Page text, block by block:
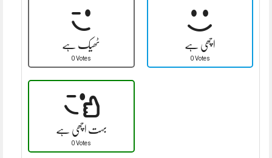
ٹھیک ہے
0 Votes
اچھی ہے
0 Votes
بہت اچھی ہے
0 Votes